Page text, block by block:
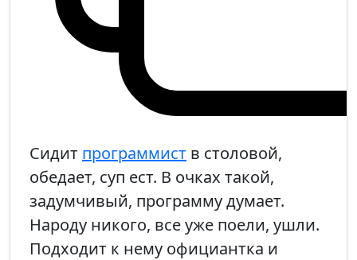
Сидит программист в столовой,
обедает, суп ест. В очках такой,
задумчивый, программу думает.
Народу никого, все уже поели, ушли.
Подходит к нему официантка и